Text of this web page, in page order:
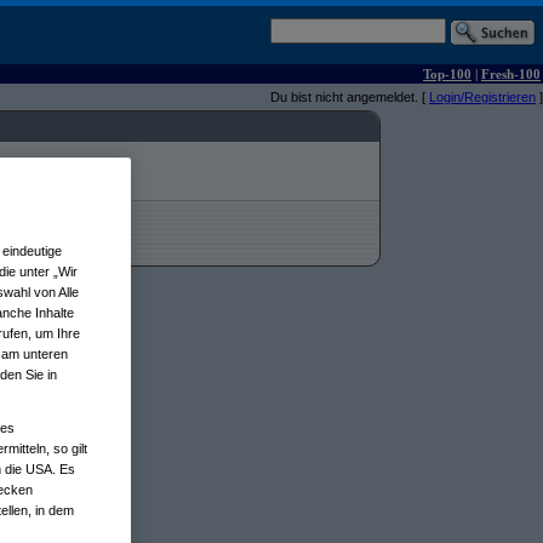
Top-100 | Fresh-100
Du bist nicht angemeldet. [ Login/Registrieren ]
unter „Wir
von Alle
Inhalte
um Ihre
unteren
Sie in
so gilt
die USA. Es
in dem